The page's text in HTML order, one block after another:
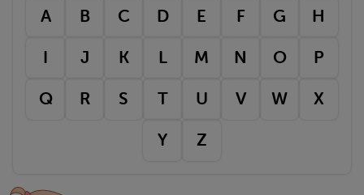
A B C D E F G H
I J K L M N O P
Q R S T U V W X
Y Z